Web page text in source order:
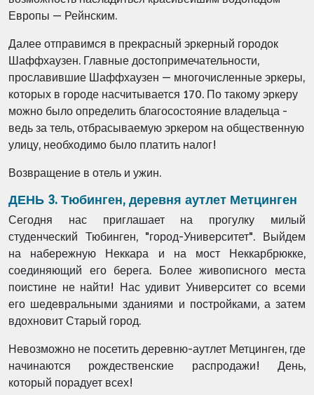
Европы — Рейнским.
Далее отправимся в прекрасный эркерный городок
Шаффхаузен. Главные достопримечательности,
прославившие Шаффхаузен — многочисленные эркеры,
которых в городе насчитывается 170. По такому эркеру
можно было определить благосостояние владельца -
ведь за тель, отбрасываемую эркером на общественную
улицу, необходимо было платить налог!
Возвращение в отель и ужин.
ДЕНЬ 3. Тюбинген, деревня аутлет Метцинген
Сегодня нас приглашает на прогулку милый
студенческий Тюбинген, "город-Университет". Выйдем
на набережную Неккара и на мост Неккарбрюкке,
соединяющий его берега. Более живописного места
поистине не найти! Нас удивит Университет со всеми
его шедевральными зданиями и постройками, а затем
вдохновит Старый город.
Невозможно не посетить деревню-аутлет Метцинген, где
начинаются рождественские распродажи!
День,
который порадует всех!